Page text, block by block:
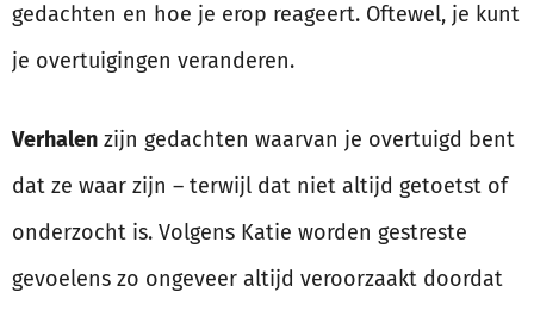
gedachten en hoe je erop reageert. Oftewel, je kunt
je overtuigingen veranderen.
Verhalen zijn gedachten waarvan je overtuigd bent
dat ze waar zijn – terwijl dat niet altijd getoetst of
onderzocht is. Volgens Katie worden gestreste
gevoelens zo ongeveer altijd veroorzaakt doordat